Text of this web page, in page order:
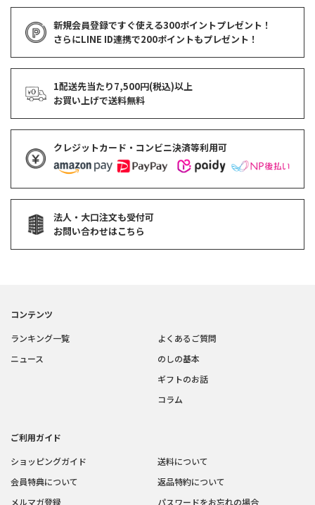
新規会員登録ですぐ使える300ポイントプレゼント！
さらにLINE ID連携で200ポイントもプレゼント！
1配送先当たり7,500円(税込)以上
お買い上げで送料無料
クレジットカード・コンビニ決済等利用可
法人・大口注文も受付可
お問い合わせはこちら
コンテンツ
ランキング一覧
ニュース
よくあるご質問
のしの基本
ギフトのお話
コラム
ご利用ガイド
ショッピングガイド
会員特典について
メルマガ登録
送料について
返品特約について
パスワードをお忘れの場合